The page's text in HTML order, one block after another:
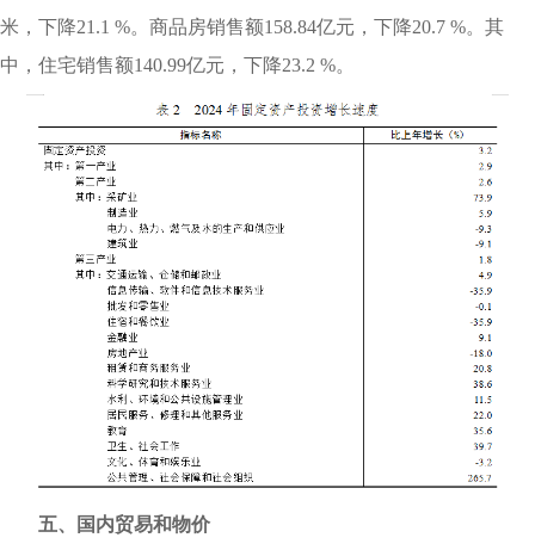
米，下降21.1 %。商品房销售额158.84亿元，下降20.7 %。其
中，住宅销售额140.99亿元，下降23.2 %。
五、国内贸易和物价